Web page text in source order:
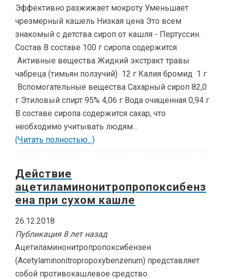
Эффективно разжижает мокроту Уменьшает
чрезмерный кашель Низкая цена Это всем
знакомый с детства сироп от кашля - Пертуссин.
Состав В составе 100 г сиропа содержится:
Активные вещества Жидкий экстракт травы
чабреца (тимьян ползучий) 12 г Калия бромид 1 г
Вспомогательные вещества Сахарный сироп 82,0
г Этиловый спирт 95% 4,06 г Вода очищенная 0,94 г
В составе сиропа содержится сахар, что
необходимо учитывать людям...
(Читать полностью...)
Действие
ацетиламинонитропропоксибенз
ена при сухом кашле
26.12.2018
Публикация 8 лет назад
Ацетиламинонитропропоксибензен
(Acetylaminonitropropoxybenzenum) представляет
собой противокашлевое средство